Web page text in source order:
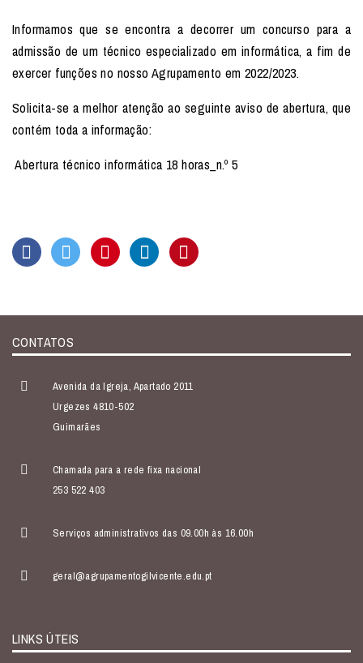
Informamos que se encontra a decorrer um concurso para a
admissão de um técnico especializado em informática, a fim de
exercer funções no nosso Agrupamento em 2022/2023.
Solicita-se a melhor atenção ao seguinte aviso de abertura, que
contém toda a informação:
Abertura técnico informática 18 horas_n.º 5
CONTATOS
Avenida da Igreja, Apartado 2011
Urgezes 4810-502
Guimarães
Chamada para a rede fixa nacional
253 522 403
Serviços administrativos das 09.00h às 16.00h
geral@agrupamentogilvicente.edu.pt
LINKS ÚTEIS